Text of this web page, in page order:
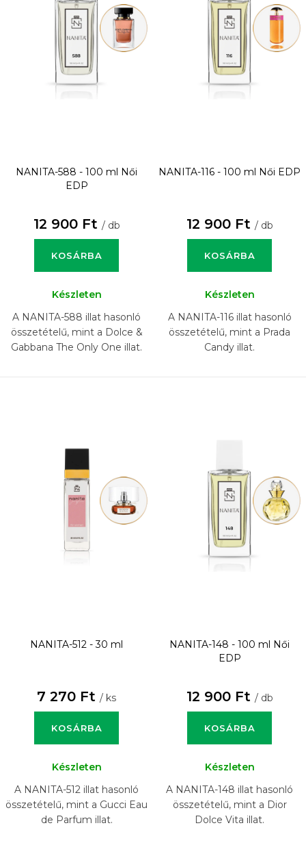
NANITA-588 - 100 ml
Női
EDP
12 900 Ft / db
KOSÁRBA
Készleten
A NANITA-588 illat hasonló
összetételű, mint a Dolce &
Gabbana The Only One illat.
NANITA-116 - 100 ml Női EDP
12 900 Ft / db
KOSÁRBA
Készleten
A NANITA-116 illat hasonló
összetételű, mint a Prada
Candy illat.
NANITA-512 - 30 ml
7 270 Ft / ks
KOSÁRBA
Készleten
A NANITA-512 illat hasonló
összetételű, mint a Gucci Eau
de Parfum illat.
NANITA-148 - 100 ml
Női
EDP
12 900 Ft / db
KOSÁRBA
Készleten
A NANITA-148 illat hasonló
összetételű, mint a Dior
Dolce Vita illat.